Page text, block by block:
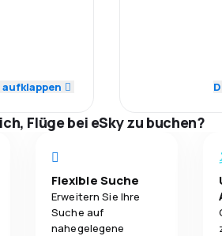
5,0
5,0
Reisekomfort
Flüge bei eSky zu buchen?
Flexible Suche
Erweitern Sie Ihre
Suche auf
nahegelegene